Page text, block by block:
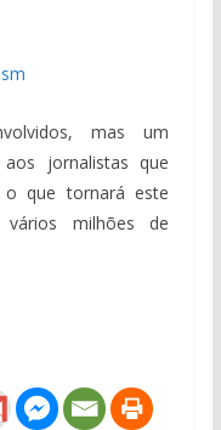
mas um
jornalistas que
que tornará este
milhões de